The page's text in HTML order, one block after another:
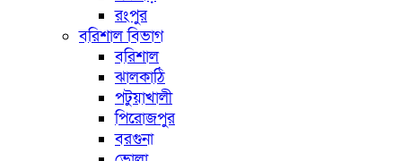
রংপুর
বরিশাল বিভাগ
বরিশাল
ঝালকাঠি
পটুয়াখালী
পিরোজপুর
বরগুনা